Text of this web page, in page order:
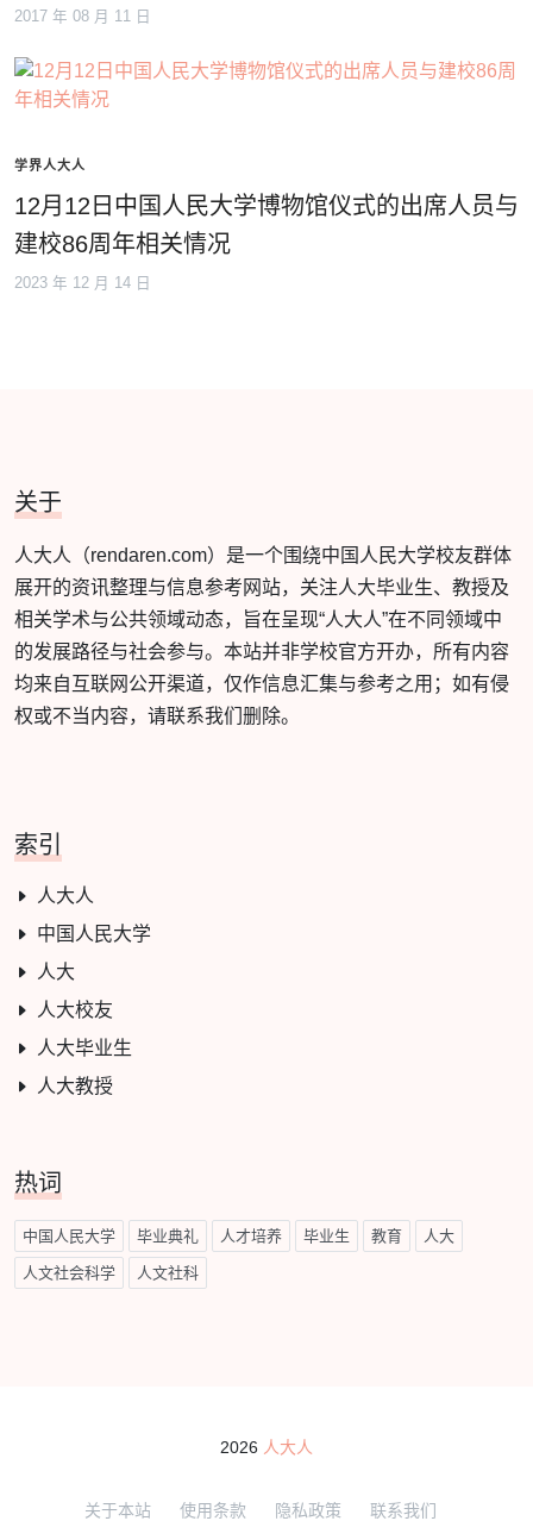
2017 年 08 月 11 日
学界人大人
12月12日中国人民大学博物馆仪式的出席人员与
建校86周年相关情况
2023 年 12 月 14 日
关于
人大人（rendaren.com）是一个围绕中国人民大学校友群体
展开的资讯整理与信息参考网站，关注人大毕业生、教授及
相关学术与公共领域动态，旨在呈现“人大人”在不同领域中
的发展路径与社会参与。本站并非学校官方开办，所有内容
均来自互联网公开渠道，仅作信息汇集与参考之用；如有侵
权或不当内容，请联系我们删除。
索引
人大人
中国人民大学
人大
人大校友
人大毕业生
人大教授
热词
中国人民大学 毕业典礼 人才培养 毕业生 教育 人大
人文社会科学 人文社科
2026 人大人
关于本站 使用条款 隐私政策 联系我们